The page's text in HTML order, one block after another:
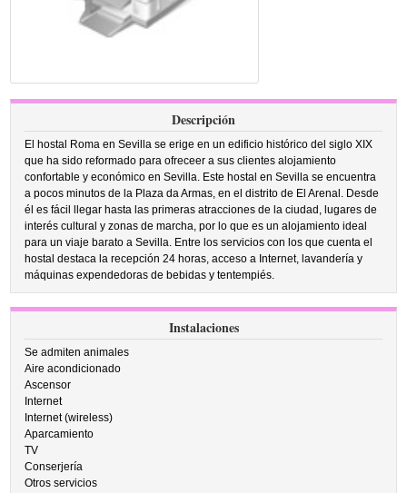
Descripción
El hostal Roma en Sevilla se erige en un edificio histórico del siglo XIX
que ha sido reformado para ofreceer a sus clientes alojamiento
confortable y económico en Sevilla. Este hostal en Sevilla se encuentra
a pocos minutos de la Plaza da Armas, en el distrito de El Arenal. Desde
él es fácil llegar hasta las primeras atracciones de la ciudad, lugares de
interés cultural y zonas de marcha, por lo que es un alojamiento ideal
para un viaje barato a Sevilla. Entre los servicios con los que cuenta el
hostal destaca la recepción 24 horas, acceso a Internet, lavandería y
máquinas expendedoras de bebidas y tentempiés.
Instalaciones
Se admiten animales
Aire acondicionado
Ascensor
Internet
Internet (wireless)
Aparcamiento
TV
Conserjería
Otros servicios